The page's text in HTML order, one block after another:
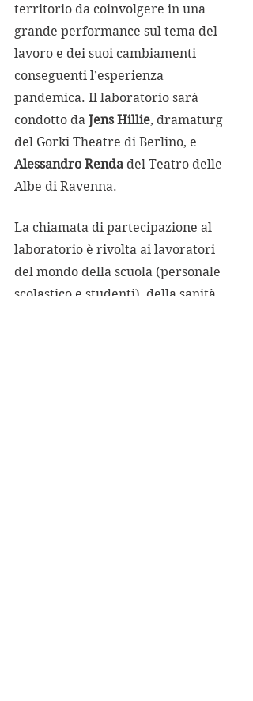
territorio da coinvolgere in una
grande performance sul tema del
lavoro e dei suoi cambiamenti
conseguenti l’esperienza
pandemica. Il laboratorio sarà
condotto da Jens Hillie, dramaturg
del Gorki Theatre di Berlino, e
Alessandro Renda del Teatro delle
Albe di Ravenna.
La chiamata di partecipazione al
laboratorio è rivolta ai lavoratori
del mondo della scuola (personale
scolastico e studenti), della sanità,